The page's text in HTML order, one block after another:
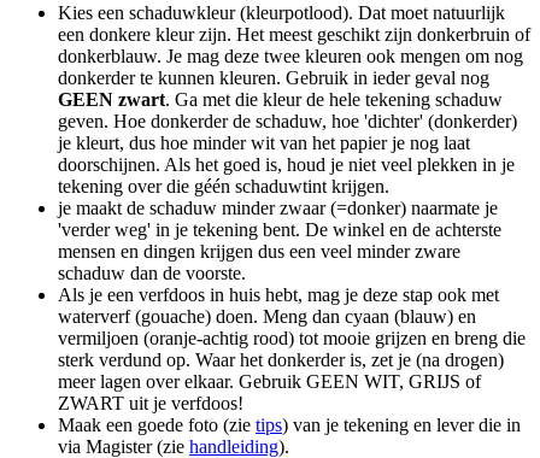
Kies een schaduwkleur (kleurpotlood). Dat moet natuurlijk
een donkere kleur zijn. Het meest geschikt zijn donkerbruin of
donkerblauw. Je mag deze twee kleuren ook mengen om nog
donkerder te kunnen kleuren. Gebruik in ieder geval nog
GEEN zwart. Ga met die kleur de hele tekening schaduw
geven. Hoe donkerder de schaduw, hoe 'dichter' (donkerder)
je kleurt, dus hoe minder wit van het papier je nog laat
doorschijnen. Als het goed is, houd je niet veel plekken in je
tekening over die géén schaduwtint krijgen.
je maakt de schaduw minder zwaar (=donker) naarmate je
'verder weg' in je tekening bent. De winkel en de achterste
mensen en dingen krijgen dus een veel minder zware
schaduw dan de voorste.
Als je een verfdoos in huis hebt, mag je deze stap ook met
waterverf (gouache) doen. Meng dan cyaan (blauw) en
vermiljoen (oranje-achtig rood) tot mooie grijzen en breng die
sterk verdund op. Waar het donkerder is, zet je (na drogen)
meer lagen over elkaar. Gebruik GEEN WIT, GRIJS of
ZWART uit je verfdoos!
Maak een goede foto (zie tips) van je tekening en lever die in
via Magister (zie handleiding).